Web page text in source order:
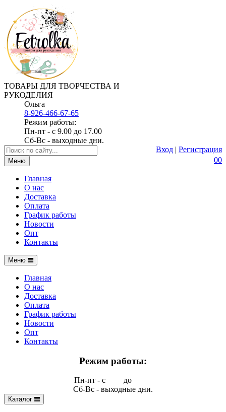
ТОВАРЫ ДЛЯ ТВОРЧЕСТВА И
РУКОДЕЛИЯ
Ольга
8-926-466-67-65
Режим работы:
Пн-пт - с 9.00 до 17.00
Сб-Вс - выходные дни.
Вход | Регистрация
0
0
Меню
Главная
О нас
Доставка
Оплата
График работы
Новости
Опт
Контакты
Меню
Главная
О нас
Доставка
Оплата
График работы
Новости
Опт
Контакты
Режим работы:
Пн-пт - с до
Сб-Вс - выходные дни.
Каталог